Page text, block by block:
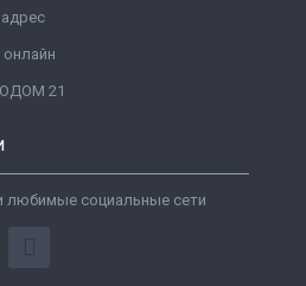
21
любимые социальные сети